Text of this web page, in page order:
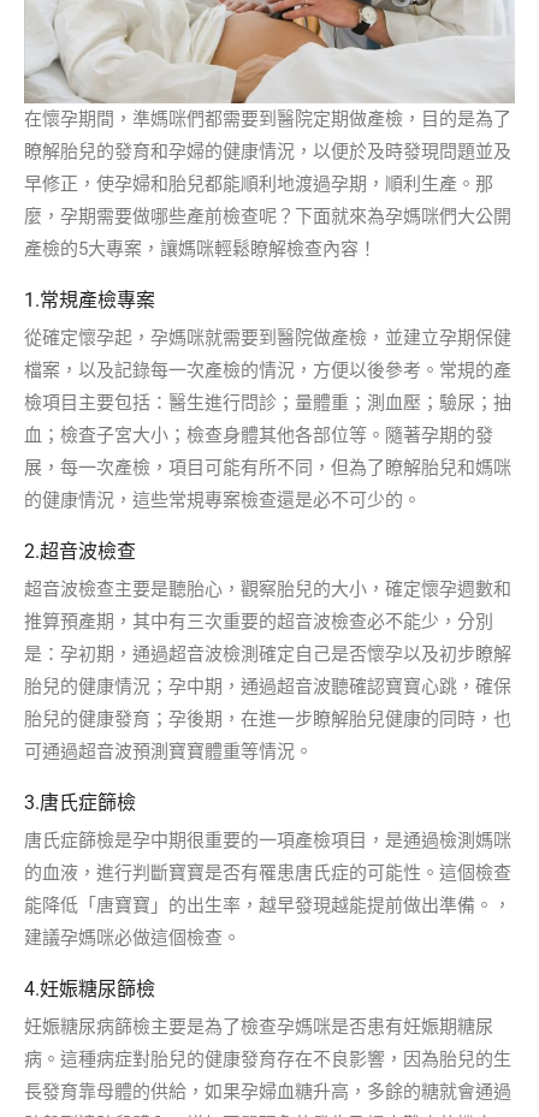
在懷孕期間，準媽咪們都需要到醫院定期做產檢，目的是為了
瞭解胎兒的發育和孕婦的健康情況，以便於及時發現問題並及
早修正，使孕婦和胎兒都能順利地渡過孕期，順利生產。那
麼，孕期需要做哪些產前檢查呢？下面就來為孕媽咪們大公開
產檢的5大專案，讓媽咪輕鬆瞭解檢查內容！
1.常規產檢專案
從確定懷孕起，孕媽咪就需要到醫院做產檢，並建立孕期保健
檔案，以及記錄每一次產檢的情況，方便以後參考。常規的產
檢項目主要包括：醫生進行問診；量體重；測血壓；驗尿；抽
血；檢査子宮大小；檢查身體其他各部位等。隨著孕期的發
展，每一次產檢，項目可能有所不同，但為了瞭解胎兒和媽咪
的健康情況，這些常規專案檢查還是必不可少的。
2.超音波檢查
超音波檢查主要是聽胎心，觀察胎兒的大小，確定懷孕週數和
推算預產期，其中有三次重要的超音波檢查必不能少，分別
是：孕初期，通過超音波檢測確定自己是否懷孕以及初步瞭解
胎兒的健康情況；孕中期，通過超音波聽確認寶寶心跳，確保
胎兒的健康發育；孕後期，在進一步瞭解胎兒健康的同時，也
可通過超音波預測寶寶體重等情況。
3.唐氏症篩檢
唐氏症篩檢是孕中期很重要的一項產檢項目，是通過檢測媽咪
的血液，進行判斷寶寶是否有罹患唐氏症的可能性。這個檢查
能降低「唐寶寶」的出生率，越早發現越能提前做出準備。，
建議孕媽咪必做這個檢查。
4.妊娠糖尿篩檢
妊娠糖尿病篩檢主要是為了檢查孕媽咪是否患有妊娠期糖尿
病。這種病症對胎兒的健康發育存在不良影響，因為胎兒的生
長發育靠母體的供給，如果孕婦血糖升高，多餘的糖就會通過